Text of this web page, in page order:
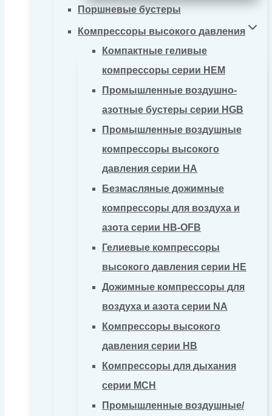
Поршневые бустеры
Компрессоры высокого давления
Компактные геливые
компрессоры серии HEM
Промышленные воздушно-
азотные бустеры серии HGB
Промышленные воздушные
компрессоры высокого
давления серии HA
Безмасляные дожимные
компрессоры для воздуха и
азота серии HB-OFB
Гелиевые компрессоры
высокого давления серии HE
Дожимные компрессоры для
воздуха и азота серии NA
Компрессоры высокого
давления серии HB
Компрессоры для дыхания
серии MCH
Промышленные воздушные/